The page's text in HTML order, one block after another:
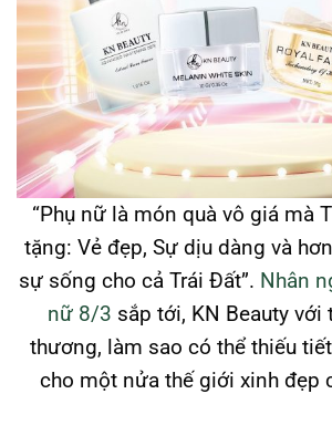
“Phụ nữ là món quà vô giá mà
tặng: Vẻ đẹp, Sự dịu dàng và
sự sống cho cả Trái Đất”. Nhân
nữ 8/3 sắp tới, KN Beauty với
thương, làm sao có thể thiếu
cho một nửa thế giới xinh đẹp